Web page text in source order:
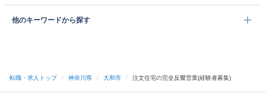
他のキーワードから探す
転職・求人トップ / 神奈川県 / 大和市 / 注文住宅の完全反響営業(経験者募集)